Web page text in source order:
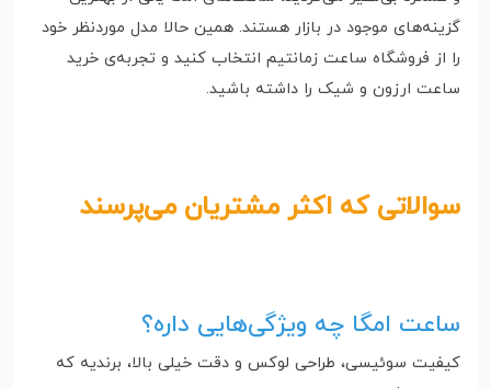
گزینه‌های موجود در بازار هستند. همین حالا مدل موردنظر خود
را از فروشگاه ساعت زمانتیم انتخاب کنید و تجربه‌ی خرید
ساعت ارزون و شیک را داشته باشید.
سوالاتی که اکثر مشتریان می‌پرسند
ساعت امگا چه ویژگی‌هایی داره؟
کیفیت سوئیسی، طراحی لوکس و دقت خیلی بالا، برندیه که